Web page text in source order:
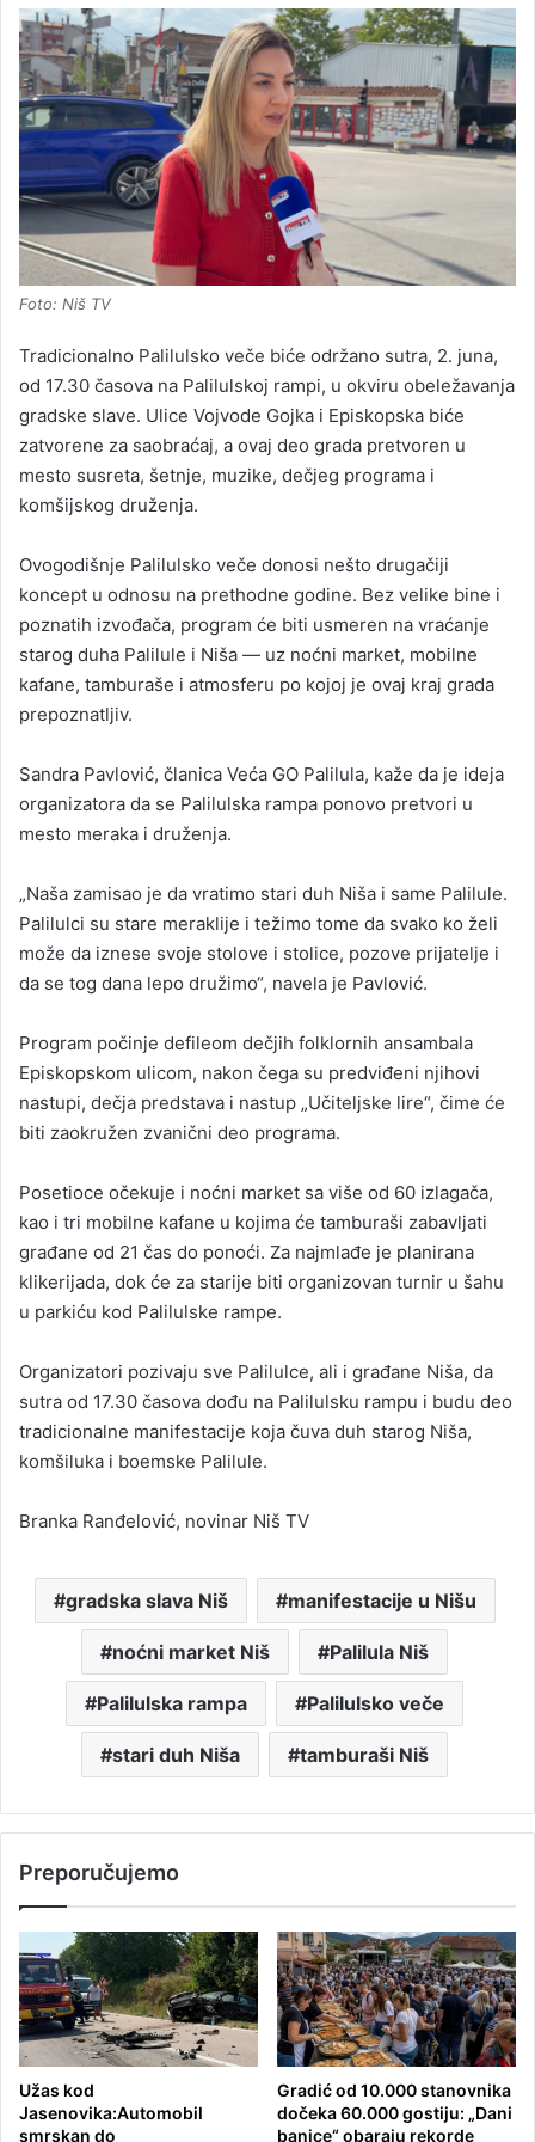
Foto: Niš TV
Tradicionalno Palilulsko veče biće održano sutra, 2. juna,
od 17.30 časova na Palilulskoj rampi, u okviru obeležavanja
gradske slave. Ulice Vojvode Gojka i Episkopska biće
zatvorene za saobraćaj, a ovaj deo grada pretvoren u
mesto susreta, šetnje, muzike, dečjeg programa i
komšijskog druženja.
Ovogodišnje Palilulsko veče donosi nešto drugačiji
koncept u odnosu na prethodne godine. Bez velike bine i
poznatih izvođača, program će biti usmeren na vraćanje
starog duha Palilule i Niša — uz noćni market, mobilne
kafane, tamburaše i atmosferu po kojoj je ovaj kraj grada
prepoznatljiv.
Sandra Pavlović, članica Veća GO Palilula, kaže da je ideja
organizatora da se Palilulska rampa ponovo pretvori u
mesto meraka i druženja.
„Naša zamisao je da vratimo stari duh Niša i same Palilule.
Palilulci su stare meraklije i težimo tome da svako ko želi
može da iznese svoje stolove i stolice, pozove prijatelje i
da se tog dana lepo družimo“, navela je Pavlović.
Program počinje defileom dečjih folklornih ansambala
Episkopskom ulicom, nakon čega su predviđeni njihovi
nastupi, dečja predstava i nastup „Učiteljske lire“, čime će
biti zaokružen zvanični deo programa.
Posetioce očekuje i noćni market sa više od 60 izlagača,
kao i tri mobilne kafane u kojima će tamburaši zabavljati
građane od 21 čas do ponoći. Za najmlađe je planirana
klikerijada, dok će za starije biti organizovan turnir u šahu
u parkiću kod Palilulske rampe.
Organizatori pozivaju sve Palilulce, ali i građane Niša, da
sutra od 17.30 časova dođu na Palilulsku rampu i budu deo
tradicionalne manifestacije koja čuva duh starog Niša,
komšiluka i boemske Palilule.
Branka Ranđelović, novinar Niš TV
gradska slava Niš manifestacije u Nišu
noćni market Niš Palilula Niš
Palilulska rampa Palilulsko veče
stari duh Niša tamburaši Niš
Preporučujemo
Užas kod
Jasenovika:Automobil
smrskan do
Gradić od 10.000 stanovnika
dočeka 60.000 gostiju: „Dani
banice“ obaraju rekorde